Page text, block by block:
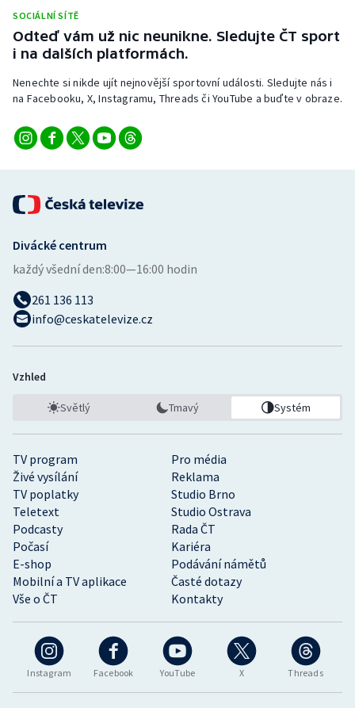
Stolní tenis
Triatlon
Veslování
Vodní slalom
Ostatní
SOCIÁLNÍ SÍTĚ
Odteď vám už nic neunikne. Sledujte ČT sport
i na dalších platformách.
Nenechte si nikde ujít nejnovější sportovní události. Sledujte nás i
na Facebooku, X, Instagramu, Threads či YouTube a buďte v obraze.
Instagram Facebook YouTube X Threads
TV program
Pro média
Živé vysílání
Reklama
TV poplatky
Studio Brno
Teletext
Studio Ostrava
Podcasty
Rada ČT
Počasí
Kariéra
E-shop
Podávání námětů
Mobilní a TV aplikace
Časté dotazy
Vše o ČT
Kontakty
Divácké centrum
každý všední den:8:00—16:00 hodin
261 136 113
info@ceskatelevize.cz
Vzhled
Světlý Tmavý Systém